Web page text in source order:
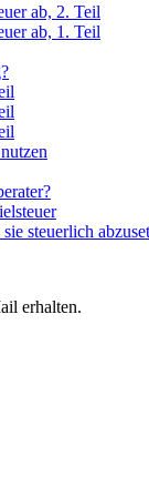
ab, 2. Teil
ab, 1. Teil
steuerlich
erhalten.